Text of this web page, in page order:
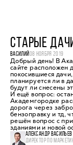
СТАРЫЕ
ВАСИЛИЙ08 НОЯБРЯ 2019
Добрый день! В
сайте расположен
покосившиеся
планируется ли в
будут ли снесены
И ещё вопрос:
Академгородке
дорога через
бензоправку и тд,
решён вопрос с
зданиями и новой
АЛЕКСАНДР ВАСИЛЬЕВ
ДИРЕКТОР ПО